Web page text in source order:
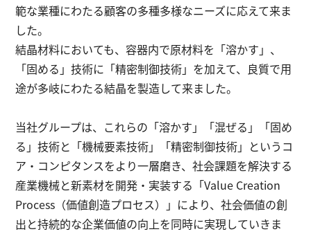
範な業種にわたる顧客の多種多様なニーズに応えて来ま
した。
結晶材料においても、容器内で原材料を「溶かす」、
「固める」技術に「精密制御技術」を加えて、良質で用
途が多岐にわたる結晶を製造して来ました。
当社グループは、これらの「溶かす」「混ぜる」「固め
る」技術と「機械要素技術」「精密制御技術」というコ
ア・コンピタンスをより一層磨き、社会課題を解決する
産業機械と新素材を開発・実装する「Value Creation
Process（価値創造プロセス）」により、社会価値の創
出と持続的な企業価値の向上を同時に実現していきま